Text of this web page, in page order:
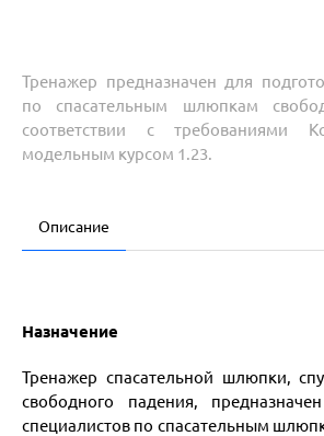
Тренажер предназначен для
по спасательным шлюпкам
соответствии с требованиями
модельным курсом 1.23.
Описание
Назначение
Тренажер спасательной шлюпки,
свободного падения,
специалистов по спасательным